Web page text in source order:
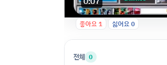
좋아요1 싫어요0
전체 0